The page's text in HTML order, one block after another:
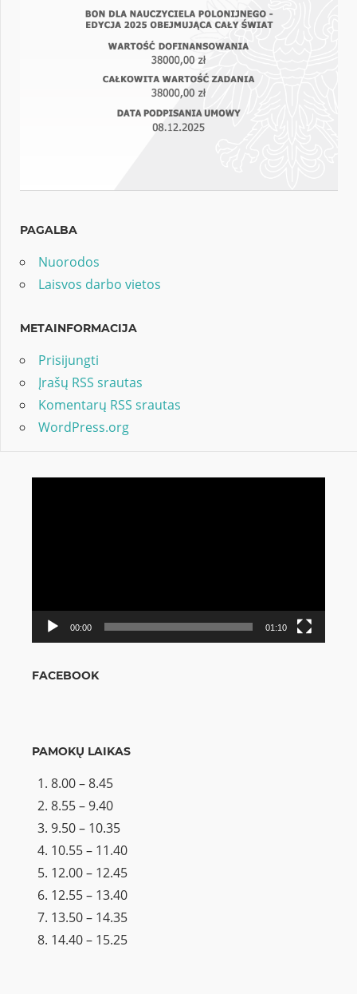
PAGALBA
Nuorodos
Laisvos darbo vietos
METAINFORMACIJA
Prisijungti
Įrašų RSS srautas
Komentarų RSS srautas
WordPress.org
00:00 01:10
FACEBOOK
PAMOKŲ LAIKAS
8.00 – 8.45
8.55 – 9.40
9.50 – 10.35
10.55 – 11.40
12.00 – 12.45
12.55 – 13.40
13.50 – 14.35
14.40 – 15.25